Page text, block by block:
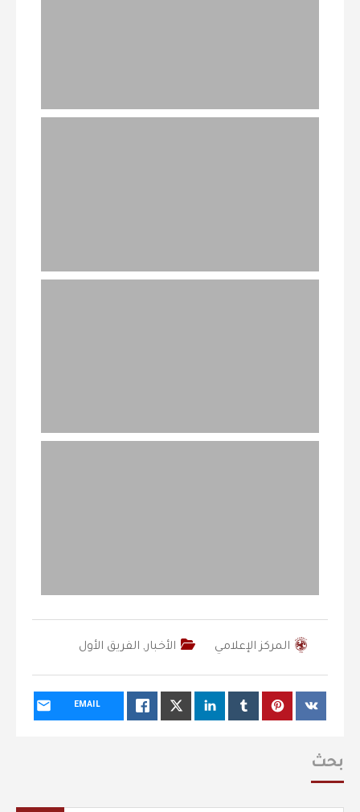
المركز الإعلامي الأخبار, الفريق الأول
EMAIL
بحث